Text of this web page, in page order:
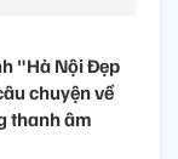
"Hà Nội Đẹp
chuyện về
thanh âm